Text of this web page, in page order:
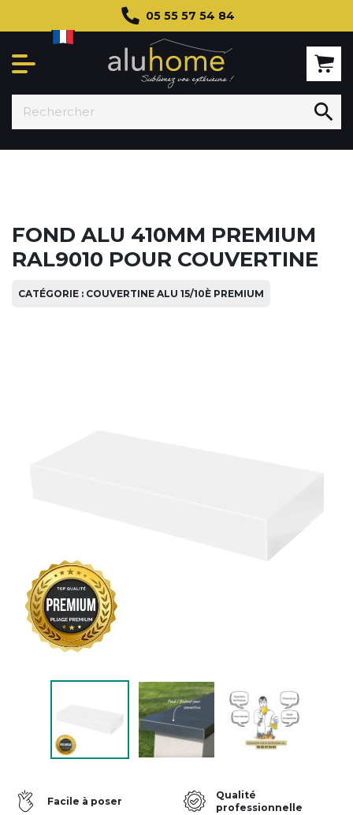
05 55 57 54 84

FOND ALU 410MM PREMIUM
RAL9010 POUR COUVERTINE
CATÉGORIE : COUVERTINE ALU 15/10È PREMIUM
Facile à poser
Qualité
professionnelle